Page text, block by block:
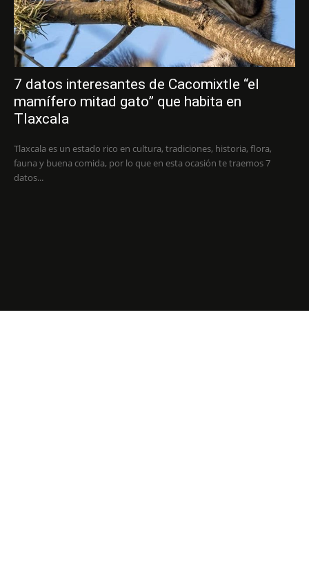
7 datos interesantes de Cacomixtle “el
mamífero mitad gato” que habita en
Tlaxcala
Tlaxcala es un estado rico en cultura, tradiciones, historia, flora,
fauna y buena comida, por lo que en esta ocasión te traemos 7
datos...